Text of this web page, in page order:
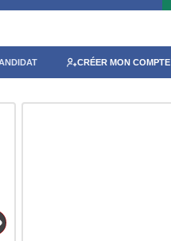
CRÉER MON COMPTE